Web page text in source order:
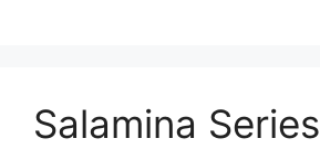
Salamina Series